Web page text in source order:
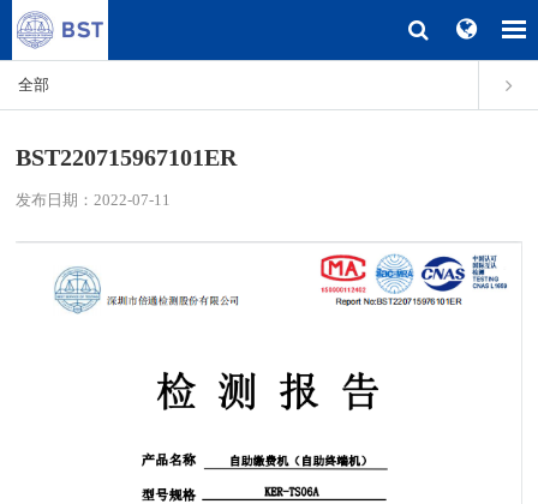
全部
BST220715967101ER
发布日期：2022-07-11